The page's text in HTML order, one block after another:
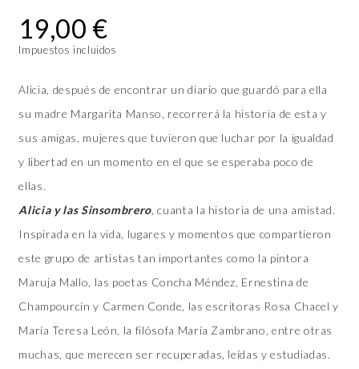
19,00 €
Impuestos incluidos
Alicia, después de encontrar un diario que guardó para ella
su madre Margarita Manso, recorrerá la historia de esta y
sus amigas, mujeres que tuvieron que luchar por la igualdad
y libertad en un momento en el que se esperaba poco de
ellas.
Alicia y las Sinsombrero,cuanta la historia de una amistad.
Inspirada en la vida, lugares y momentos que compartieron
este grupo de artistas tan importantes como la pintora
Maruja Mallo, las poetas Concha Méndez, Ernestina de
Champourcín y Carmen Conde, las escritoras Rosa Chacel y
María Teresa León, la filósofa María Zambrano, entre otras
muchas, que merecen ser recuperadas, leídas y estudiadas.